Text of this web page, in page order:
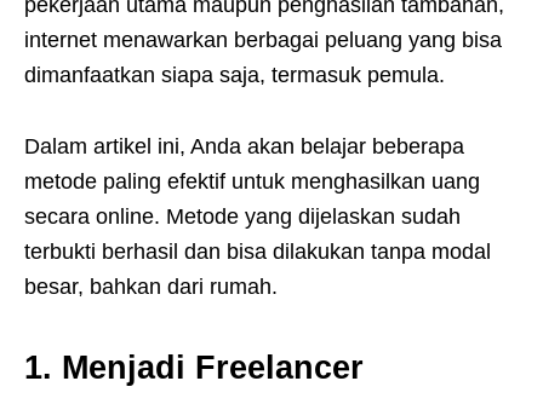
internet menawarkan berbagai peluang yang bisa
dimanfaatkan siapa saja, termasuk pemula.
Dalam artikel ini, Anda akan belajar beberapa
metode paling efektif untuk menghasilkan uang
secara online. Metode yang dijelaskan sudah
terbukti berhasil dan bisa dilakukan tanpa modal
besar, bahkan dari rumah.
1. Menjadi Freelancer